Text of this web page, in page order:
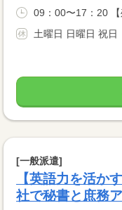
09：00〜17：20
土曜日 日曜日 祝日
[一般派遣]
【英語力を活か
社で秘書と庶務